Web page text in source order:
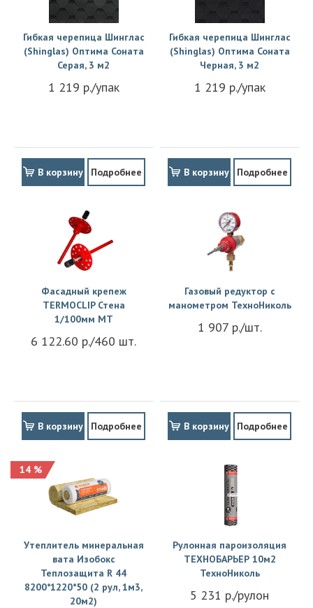
Гибкая черепица Шинглас
(Shinglas) Оптима Соната
Серая, 3 м2
1 219 р./упак
В корзину Подробнее
Гибкая черепица Шинглас
(Shinglas) Оптима Соната
Черная, 3 м2
1 219 р./упак
В корзину Подробнее
Фасадный крепеж
TERMOCLIP Стена
1/100мм MT
6 122.60 р./460 шт.
В корзину Подробнее
Газовый редуктор с
манометром ТехноНиколь
1 907 р./шт.
В корзину Подробнее
14 %
Утеплитель минеральная
вата Изобокс
Теплозащита R 44
8200*1220*50 (2 рул, 1м3,
20м2)
Рулонная пароизоляция
ТЕХНОБАРЬЕР 10м2
ТехноНиколь
5 231 р./рулон